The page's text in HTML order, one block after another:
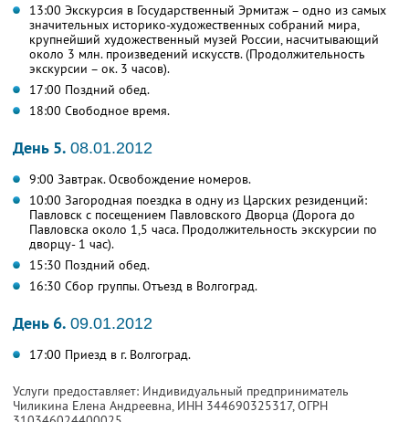
13:00 Экскурсия в Государственный Эрмитаж – одно из самых
значительных историко-художественных собраний мира,
крупнейший художественный музей России, насчитывающий
около 3 млн. произведений искусств. (Продолжительность
экскурсии – ок. 3 часов).
17:00 Поздний обед.
18:00 Свободное время.
День 5. 08.01.2012
9:00 Завтрак. Освобождение номеров.
10:00 Загородная поездка в одну из Царских резиденций:
Павловск с посещением Павловского Дворца (Дорога до
Павловска около 1,5 часа. Продолжительность экскурсии по
дворцу- 1 час).
15:30 Поздний обед.
16:30 Сбор группы. Отъезд в Волгоград.
День 6. 09.01.2012
17:00 Приезд в г. Волгоград.
Услуги предоставляет: Индивидуальный предприниматель
Чиликина Елена Андреевна, ИНН 344690325317, ОГРН